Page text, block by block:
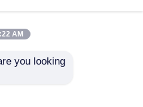
AM
you looking